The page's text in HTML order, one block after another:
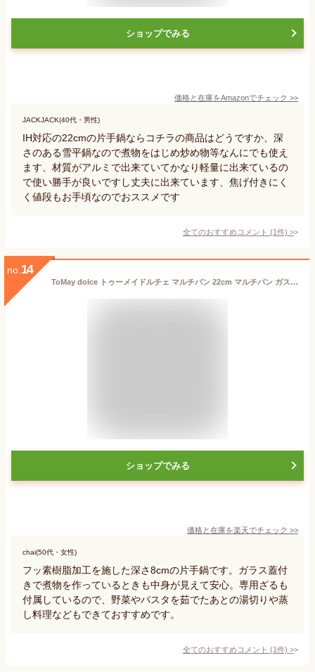
ショップでみる
価格と在庫をAmazonでチェック >>
JACKJACK(40代・男性)
IH対応の22cmの片手鍋ならコチラの商品はどうですか、深
さのある雪平鍋なので煮物をはじめ炒め物等なんにでも使え
ます、材質がアルミで出来ていてかなり軽量に出来ているの
で使い勝手が良いですし丈夫に出来ています、焦げ付きにく
く値段もお手頃なのでおススメです
全てのおすすめコメント (1件) >
no. 14
ToMay dolce トゥーメイドルチェ マルチパン 22cm マルチパン ガス 和平フレイズ IH対応 ガラス蓋 ホワイト ふっ素樹脂加工 深型フライパン 高耐久 ステンレス製 ざる付 コンパクト ショートハンドル 1台7役 おしゃれ かわいい 重なる
ショップでみる
価格と在庫を楽天でチェック >>
chai(50代・女性)
フッ素樹脂加工を施した深さ8cmの片手鍋です。ガラス蓋付
きで煮物を作っているときも中身が見えて安心。専用ざるも
付属しているので、野菜やパスタを茹でたあとの湯切りや蒸
し料理などもできておすすめです。
全てのおすすめコメント (1件) >